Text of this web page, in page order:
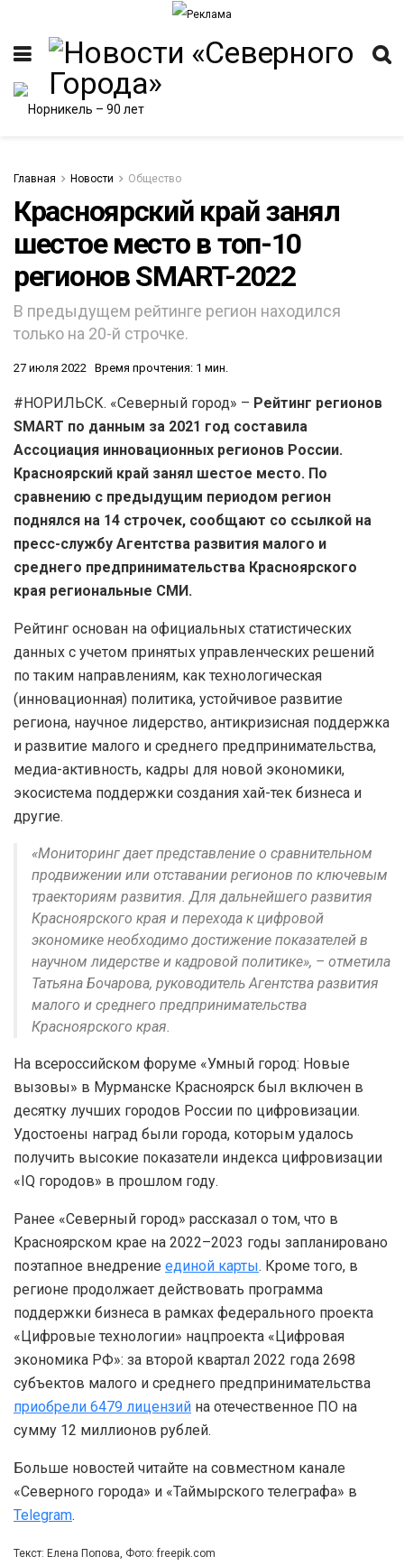
Главная Новости Общество
Красноярский край занял
шестое место в топ-10
регионов SMART-2022
В предыдущем рейтинге регион находился
только на 20-й строчке.
27 июля 2022 Время прочтения: 1 мин.
#НОРИЛЬСК. «Северный город» – Рейтинг регионов
SMART по данным за 2021 год составила
Ассоциация инновационных регионов России.
Красноярский край занял шестое место. По
сравнению с предыдущим периодом регион
поднялся на 14 строчек, сообщают со ссылкой на
пресс-службу Агентства развития малого и
среднего предпринимательства Красноярского
края региональные СМИ.
Рейтинг основан на официальных статистических
данных с учетом принятых управленческих решений
по таким направлениям, как технологическая
(инновационная) политика, устойчивое развитие
региона, научное лидерство, антикризисная поддержка
и развитие малого и среднего предпринимательства,
медиа-активность, кадры для новой экономики,
экосистема поддержки создания хай-тек бизнеса и
другие.
«Мониторинг дает представление о сравнительном
продвижении или отставании регионов по ключевым
траекториям развития. Для дальнейшего развития
Красноярского края и перехода к цифровой
экономике необходимо достижение показателей в
научном лидерстве и кадровой политике», – отметила
Татьяна Бочарова, руководитель Агентства развития
малого и среднего предпринимательства
Красноярского края.
На всероссийском форуме «Умный город: Новые
вызовы» в Мурманске Красноярск был включен в
десятку лучших городов России по цифровизации.
Удостоены наград были города, которым удалось
получить высокие показатели индекса цифровизации
«IQ городов» в прошлом году.
Ранее «Северный город» рассказал о том, что в
Красноярском крае на 2022–2023 годы запланировано
поэтапное внедрение единой карты. Кроме того, в
регионе продолжает действовать программа
поддержки бизнеса в рамках федерального проекта
«Цифровые технологии» нацпроекта «Цифровая
экономика РФ»: за второй квартал 2022 года 2698
субъектов малого и среднего предпринимательства
приобрели 6479 лицензий на отечественное ПО на
сумму 12 миллионов рублей.
Больше новостей читайте на совместном канале
«Северного города» и «Таймырского телеграфа» в
Telegram.
Текст: Елена Попова, Фото: freepik.com